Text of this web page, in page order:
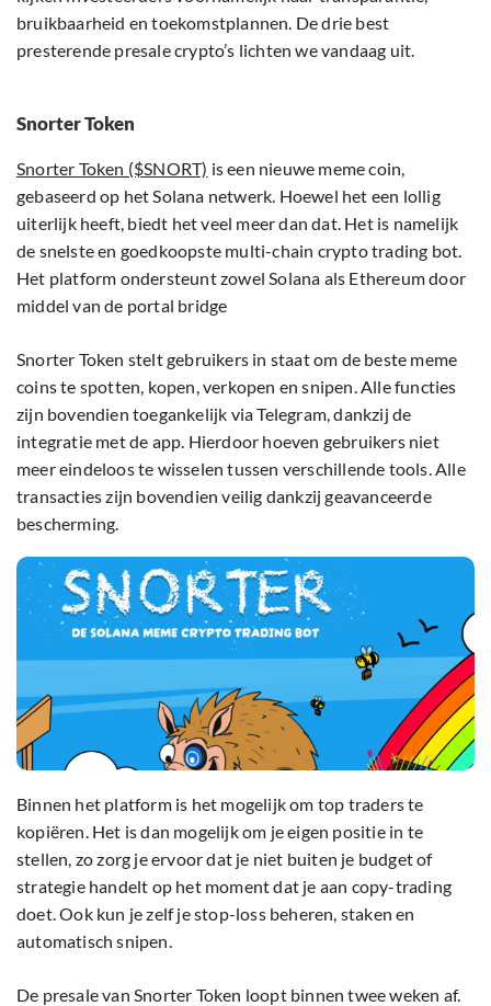
bruikbaarheid en toekomstplannen. De drie best
presterende presale crypto’s lichten we vandaag uit.
Snorter Token
Snorter Token ($SNORT) is een nieuwe meme coin,
gebaseerd op het Solana netwerk. Hoewel het een lollig
uiterlijk heeft, biedt het veel meer dan dat. Het is namelijk
de snelste en goedkoopste multi-chain crypto trading bot.
Het platform ondersteunt zowel Solana als Ethereum door
middel van de portal bridge
Snorter Token stelt gebruikers in staat om de beste meme
coins te spotten, kopen, verkopen en snipen. Alle functies
zijn bovendien toegankelijk via Telegram, dankzij de
integratie met de app. Hierdoor hoeven gebruikers niet
meer eindeloos te wisselen tussen verschillende tools. Alle
transacties zijn bovendien veilig dankzij geavanceerde
bescherming.
Binnen het platform is het mogelijk om top traders te
kopiëren. Het is dan mogelijk om je eigen positie in te
stellen, zo zorg je ervoor dat je niet buiten je budget of
strategie handelt op het moment dat je aan copy-trading
doet. Ook kun je zelf je stop-loss beheren, staken en
automatisch snipen.
De presale van Snorter Token loopt binnen twee weken af.